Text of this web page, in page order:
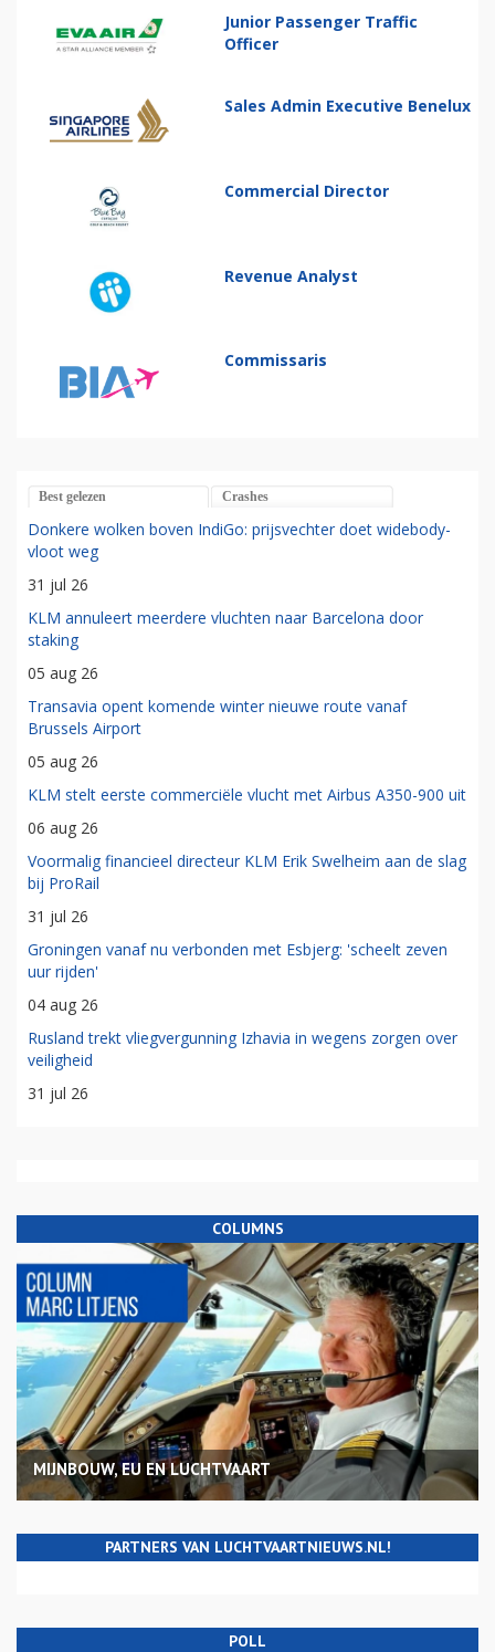
Junior Passenger Traffic
Officer
Sales Admin Executive Benelux
Commercial Director
Revenue Analyst
Commissaris
Best gelezen Crashes
Donkere wolken boven IndiGo: prijsvechter doet widebody-
vloot weg
31 jul 26
KLM annuleert meerdere vluchten naar Barcelona door
staking
05 aug 26
Transavia opent komende winter nieuwe route vanaf
Brussels Airport
05 aug 26
KLM stelt eerste commerciële vlucht met Airbus A350-900 uit
06 aug 26
Voormalig financieel directeur KLM Erik Swelheim aan de slag
bij ProRail
31 jul 26
Groningen vanaf nu verbonden met Esbjerg: 'scheelt zeven
uur rijden'
04 aug 26
Rusland trekt vliegvergunning Izhavia in wegens zorgen over
veiligheid
31 jul 26
COLUMNS
MIJNBOUW, EU EN LUCHTVAART
PARTNERS VAN LUCHTVAARTNIEUWS.NL!
POLL